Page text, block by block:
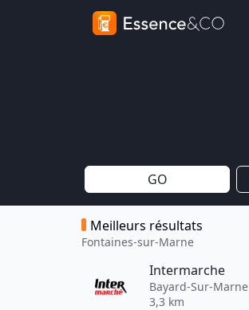
GO
Meilleurs résultats
Fontaines-sur-Marne
Intermarche
Bayard-Sur-Marne
3,3 km